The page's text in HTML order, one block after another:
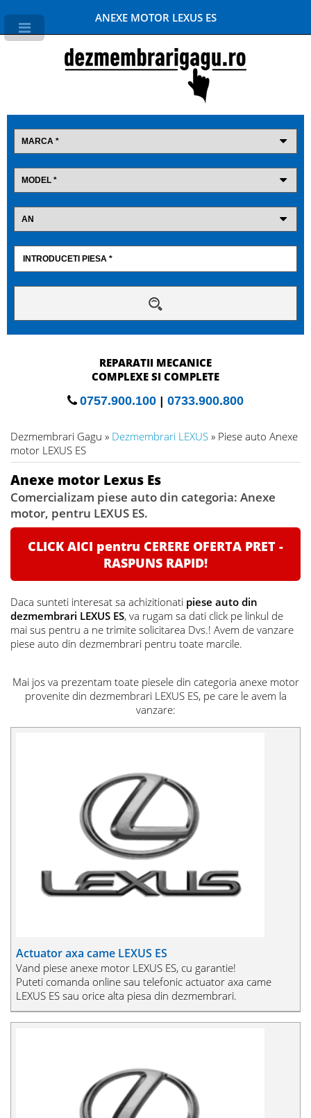
ANEXE MOTOR LEXUS ES
REPARATII MECANICE
COMPLEXE SI COMPLETE
0757.900.100 | 0733.900.800
Dezmembrari Gagu » Dezmembrari LEXUS» Piese auto Anexe
motor LEXUS ES
Anexe motor Lexus Es
Comercializam piese auto din categoria: Anexe
motor, pentru LEXUS ES.
CLICK AICI pentru CERERE OFERTA PRET -
RASPUNS RAPID!
Daca sunteti interesat sa achizitionati piese auto din
dezmembrari LEXUS ES, va rugam sa dati click pe linkul de
mai sus pentru a ne trimite solicitarea Dvs.! Avem de vanzare
piese auto din dezmembrari pentru toate marcile.
Mai jos va prezentam toate piesele din categoria anexe motor
provenite din dezmembrari LEXUS ES, pe care le avem la
vanzare:
Actuator axa came LEXUS ES
Vand piese anexe motor LEXUS ES, cu garantie!
Puteti comanda online sau telefonic actuator axa came
LEXUS ES sau orice alta piesa din dezmembrari.